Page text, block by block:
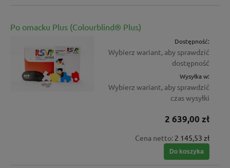
Po omacku Plus (Colourblind® Plus)
Dostępność:
Wybierz wariant, aby sprawdzić
dostępność
Wysyłka w:
Wybierz wariant, aby sprawdzić
czas wysyłki
2 639,00 zł
Cena netto: 2 145,53 zł
Do koszyka